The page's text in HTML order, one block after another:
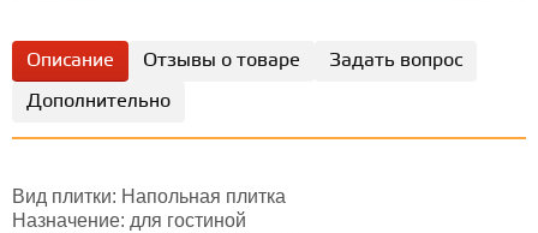
Описание Отзывы о товаре
Задать вопрос
Дополнительно
Вид плитки: Напольная плитка
Назначение: для гостиной